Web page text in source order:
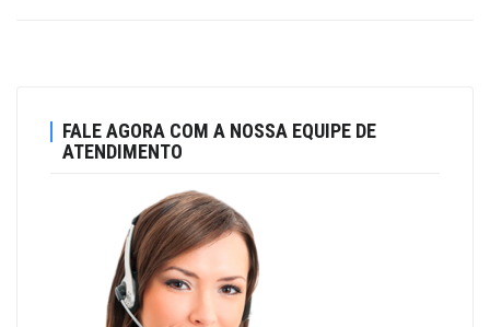
FALE AGORA COM A NOSSA EQUIPE DE
ATENDIMENTO